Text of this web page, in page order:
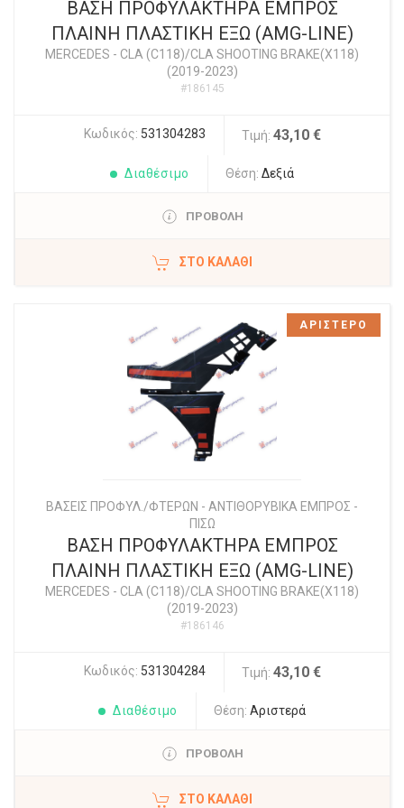
ΒΑΣΗ ΠΡΟΦΥΛΑΚΤΗΡΑ ΕΜΠΡΟΣ
ΠΛΑΙΝΗ ΠΛΑΣΤΙΚΗ ΕΞΩ (AMG-LINE)
MERCEDES - CLA (C118)/CLA SHOOTING BRAKE(X118)
(2019-2023)
#186145
Κωδικός: 531304283 Τιμή: 43,10 €
Διαθέσιμο Θέση: Δεξιά
ΠΡΟΒΟΛΗ
ΣΤΟ ΚΑΛΆΘΙ
ΒΑΣΕΙΣ ΠΡΟΦΥΛ./ΦΤΕΡΩΝ - ΑΝΤΙΘΟΡΥΒΙΚΑ ΕΜΠΡΟΣ -
ΠΙΣΩ
ΒΑΣΗ ΠΡΟΦΥΛΑΚΤΗΡΑ ΕΜΠΡΟΣ
ΠΛΑΙΝΗ ΠΛΑΣΤΙΚΗ ΕΞΩ (AMG-LINE)
MERCEDES - CLA (C118)/CLA SHOOTING BRAKE(X118)
(2019-2023)
#186146
Κωδικός: 531304284 Τιμή: 43,10 €
Διαθέσιμο Θέση: Αριστερά
ΠΡΟΒΟΛΗ
ΣΤΟ ΚΑΛΆΘΙ
ΑΡΙΣΤΕΡΟ